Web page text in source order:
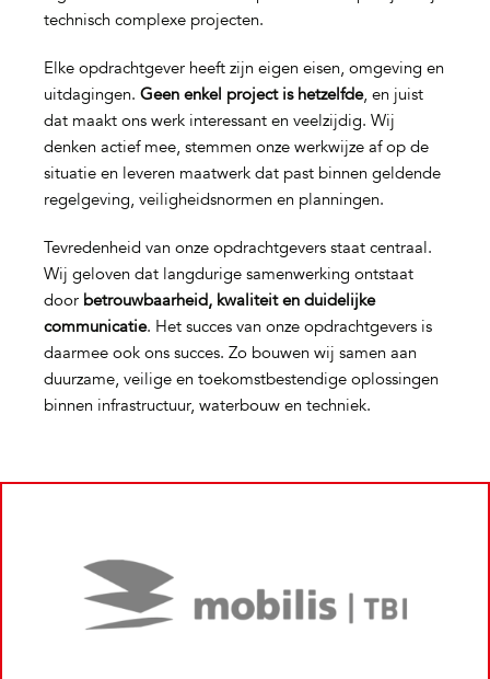
technisch complexe projecten.
Elke opdrachtgever heeft zijn eigen eisen, omgeving en
uitdagingen. Geen enkel project is hetzelfde, en juist
dat maakt ons werk interessant en veelzijdig. Wij
denken actief mee, stemmen onze werkwijze af op de
situatie en leveren maatwerk dat past binnen geldende
regelgeving, veiligheidsnormen en planningen.
Tevredenheid van onze opdrachtgevers staat centraal.
Wij geloven dat langdurige samenwerking ontstaat
door betrouwbaarheid, kwaliteit en duidelijke
communicatie. Het succes van onze opdrachtgevers is
daarmee ook ons succes. Zo bouwen wij samen aan
duurzame, veilige en toekomstbestendige oplossingen
binnen infrastructuur, waterbouw en techniek.